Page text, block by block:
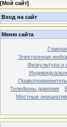
[Мой сайт]
Вход на сайт
Меню сайта
Электронная
Физкультура и
Телефоны доверия
Местные